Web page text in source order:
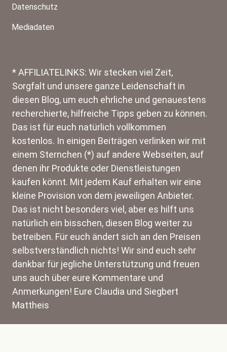
Datenschutz
Mediadaten
* AFFILIATELINKS: Wir stecken viel Zeit,
Sorgfalt und unsere ganze Leidenschaft in
diesen Blog, um euch ehrliche und genauestens
recherchierte, hilfreiche Tipps geben zu können.
Das ist für euch natürlich vollkommen
kostenlos. In einigen Beiträgen verlinken wir mit
einem Sternchen (*) auf andere Webseiten, auf
denen ihr Produkte oder Dienstleistungen
kaufen könnt. Mit jedem Kauf erhalten wir eine
kleine Provision von dem jeweiligen Anbieter.
Das ist nicht besonders viel, aber es hilft uns
natürlich ein bisschen, diesen Blog weiter zu
betreiben. Für euch ändert sich an den Preisen
selbstverständlich nichts! Wir sind euch sehr
dankbar für jegliche Unterstützung und freuen
uns auch über eure Kommentare und
Anmerkungen! Eure Claudia und Siegbert
Mattheis